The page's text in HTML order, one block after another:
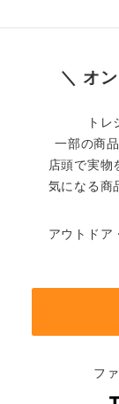
＼ オ
トレ
一部の商
店頭で実物
気になる商
アウトドア
フ